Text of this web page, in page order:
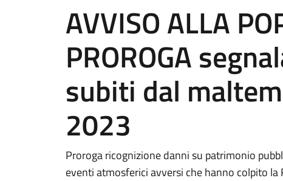
AVVISO ALLA
PROROGA
subiti dal
2023
Proroga ricognizione danni su patrimonio
eventi atmosferici avversi che hanno colpito la